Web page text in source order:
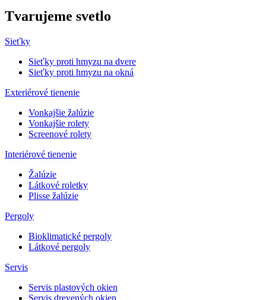
Tvarujeme svetlo
Sieťky
Sieťky proti hmyzu na dvere
Sieťky proti hmyzu na okná
Exteriérové tienenie
Vonkajšie žalúzie
Vonkajšie rolety
Screenové rolety
Interiérové tienenie
Žalúzie
Látkové roletky
Plisse žalúzie
Pergoly
Bioklimatické pergoly
Látkové pergoly
Servis
Servis plastových okien